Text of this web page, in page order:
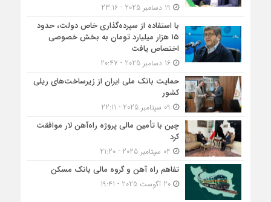
با استفاده از سپرده‌گذاری خاص دولت، حدود
۱۵ هزار میلیارد تومان به بخش خصوصی
اختصاص یافت
16 دسامبر 2025 - 20:47
حمایت بانک ملی ایران از زیرساخت‌های ریلی
کشور
چین با تأمین مالی پروژه راه‌آهن لار موافقت
کرد
تفاهم راه آهن و گروه مالی بانک مسکن
20 آگوست 2025 - 19:41